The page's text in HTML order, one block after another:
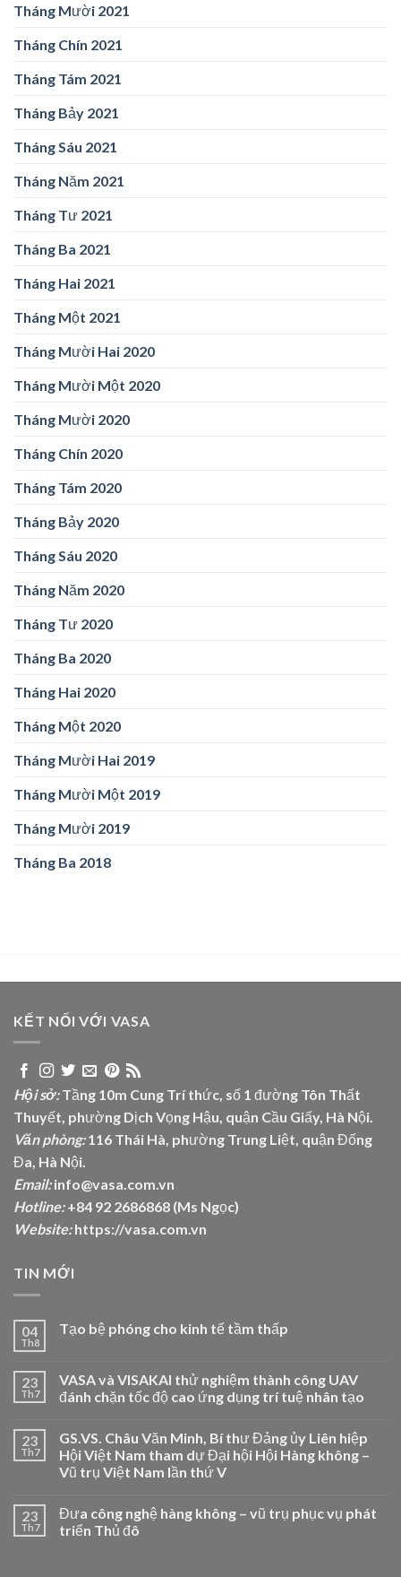
Tháng Mười 2021
Tháng Chín 2021
Tháng Tám 2021
Tháng Bảy 2021
Tháng Sáu 2021
Tháng Năm 2021
Tháng Tư 2021
Tháng Ba 2021
Tháng Hai 2021
Tháng Một 2021
Tháng Mười Hai 2020
Tháng Mười Một 2020
Tháng Mười 2020
Tháng Chín 2020
Tháng Tám 2020
Tháng Bảy 2020
Tháng Sáu 2020
Tháng Năm 2020
Tháng Tư 2020
Tháng Ba 2020
Tháng Hai 2020
Tháng Một 2020
Tháng Mười Hai 2019
Tháng Mười Một 2019
Tháng Mười 2019
Tháng Ba 2018
KẾT NỐI VỚI VASA
Hội sở:Tầng 10m Cung Trí thức, số 1 đường Tôn Thất
Thuyết, phường Dịch Vọng Hậu, quận Cầu Giấy, Hà Nội.
Văn phòng:116 Thái Hà, phường Trung Liệt, quận Đống
Đa, Hà Nội.
Email:info@vasa.com.vn
Hotline:+84 92 2686868 (Ms Ngọc)
Website: https://vasa.com.vn
TIN MỚI
04
Th8
Tạo bệ phóng cho kinh tế tầm thấp
23
Th7
VASA và VISAKAI thử nghiệm thành công UAV
đánh chặn tốc độ cao ứng dụng trí tuệ nhân tạo
23
Th7
GS.VS. Châu Văn Minh, Bí thư Đảng ủy Liên hiệp
Hội Việt Nam tham dự Đại hội Hội Hàng không –
Vũ trụ Việt Nam lần thứ V
23
Th7
Đưa công nghệ hàng không – vũ trụ phục vụ phát
triển Thủ đô